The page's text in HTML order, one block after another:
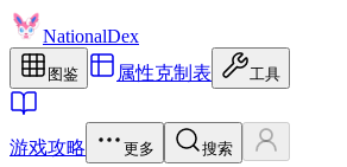
NationalDex
图鉴 属性克制表 工具
游戏攻略 更多 搜索